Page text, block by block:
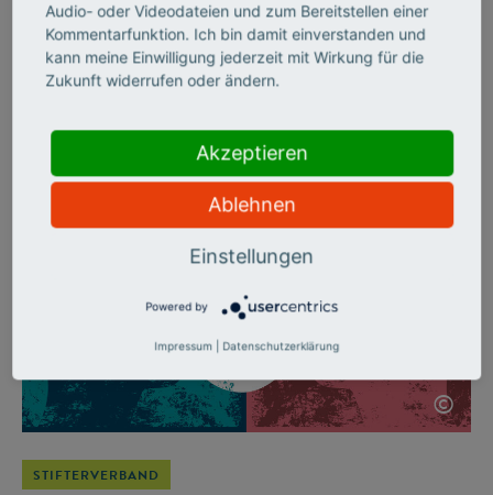
denken
Wie man mit kleinen Stellschrauben viel bewirken kann, hat
der Stifterverband mit seiner Jubiläumsinitiative „Wirkung
ganz neu gedacht.
©
STIFTERVERBAND
Audio- oder Videodateien und zum Bereitstellen einer
Kommentarfunktion. Ich bin damit einverstanden und
kann meine Einwilligung jederzeit mit Wirkung für die
Zukunft widerrufen oder ändern.
Akzeptieren
Ablehnen
Einstellungen
Powered by
Impressum Datenschutzerklärung